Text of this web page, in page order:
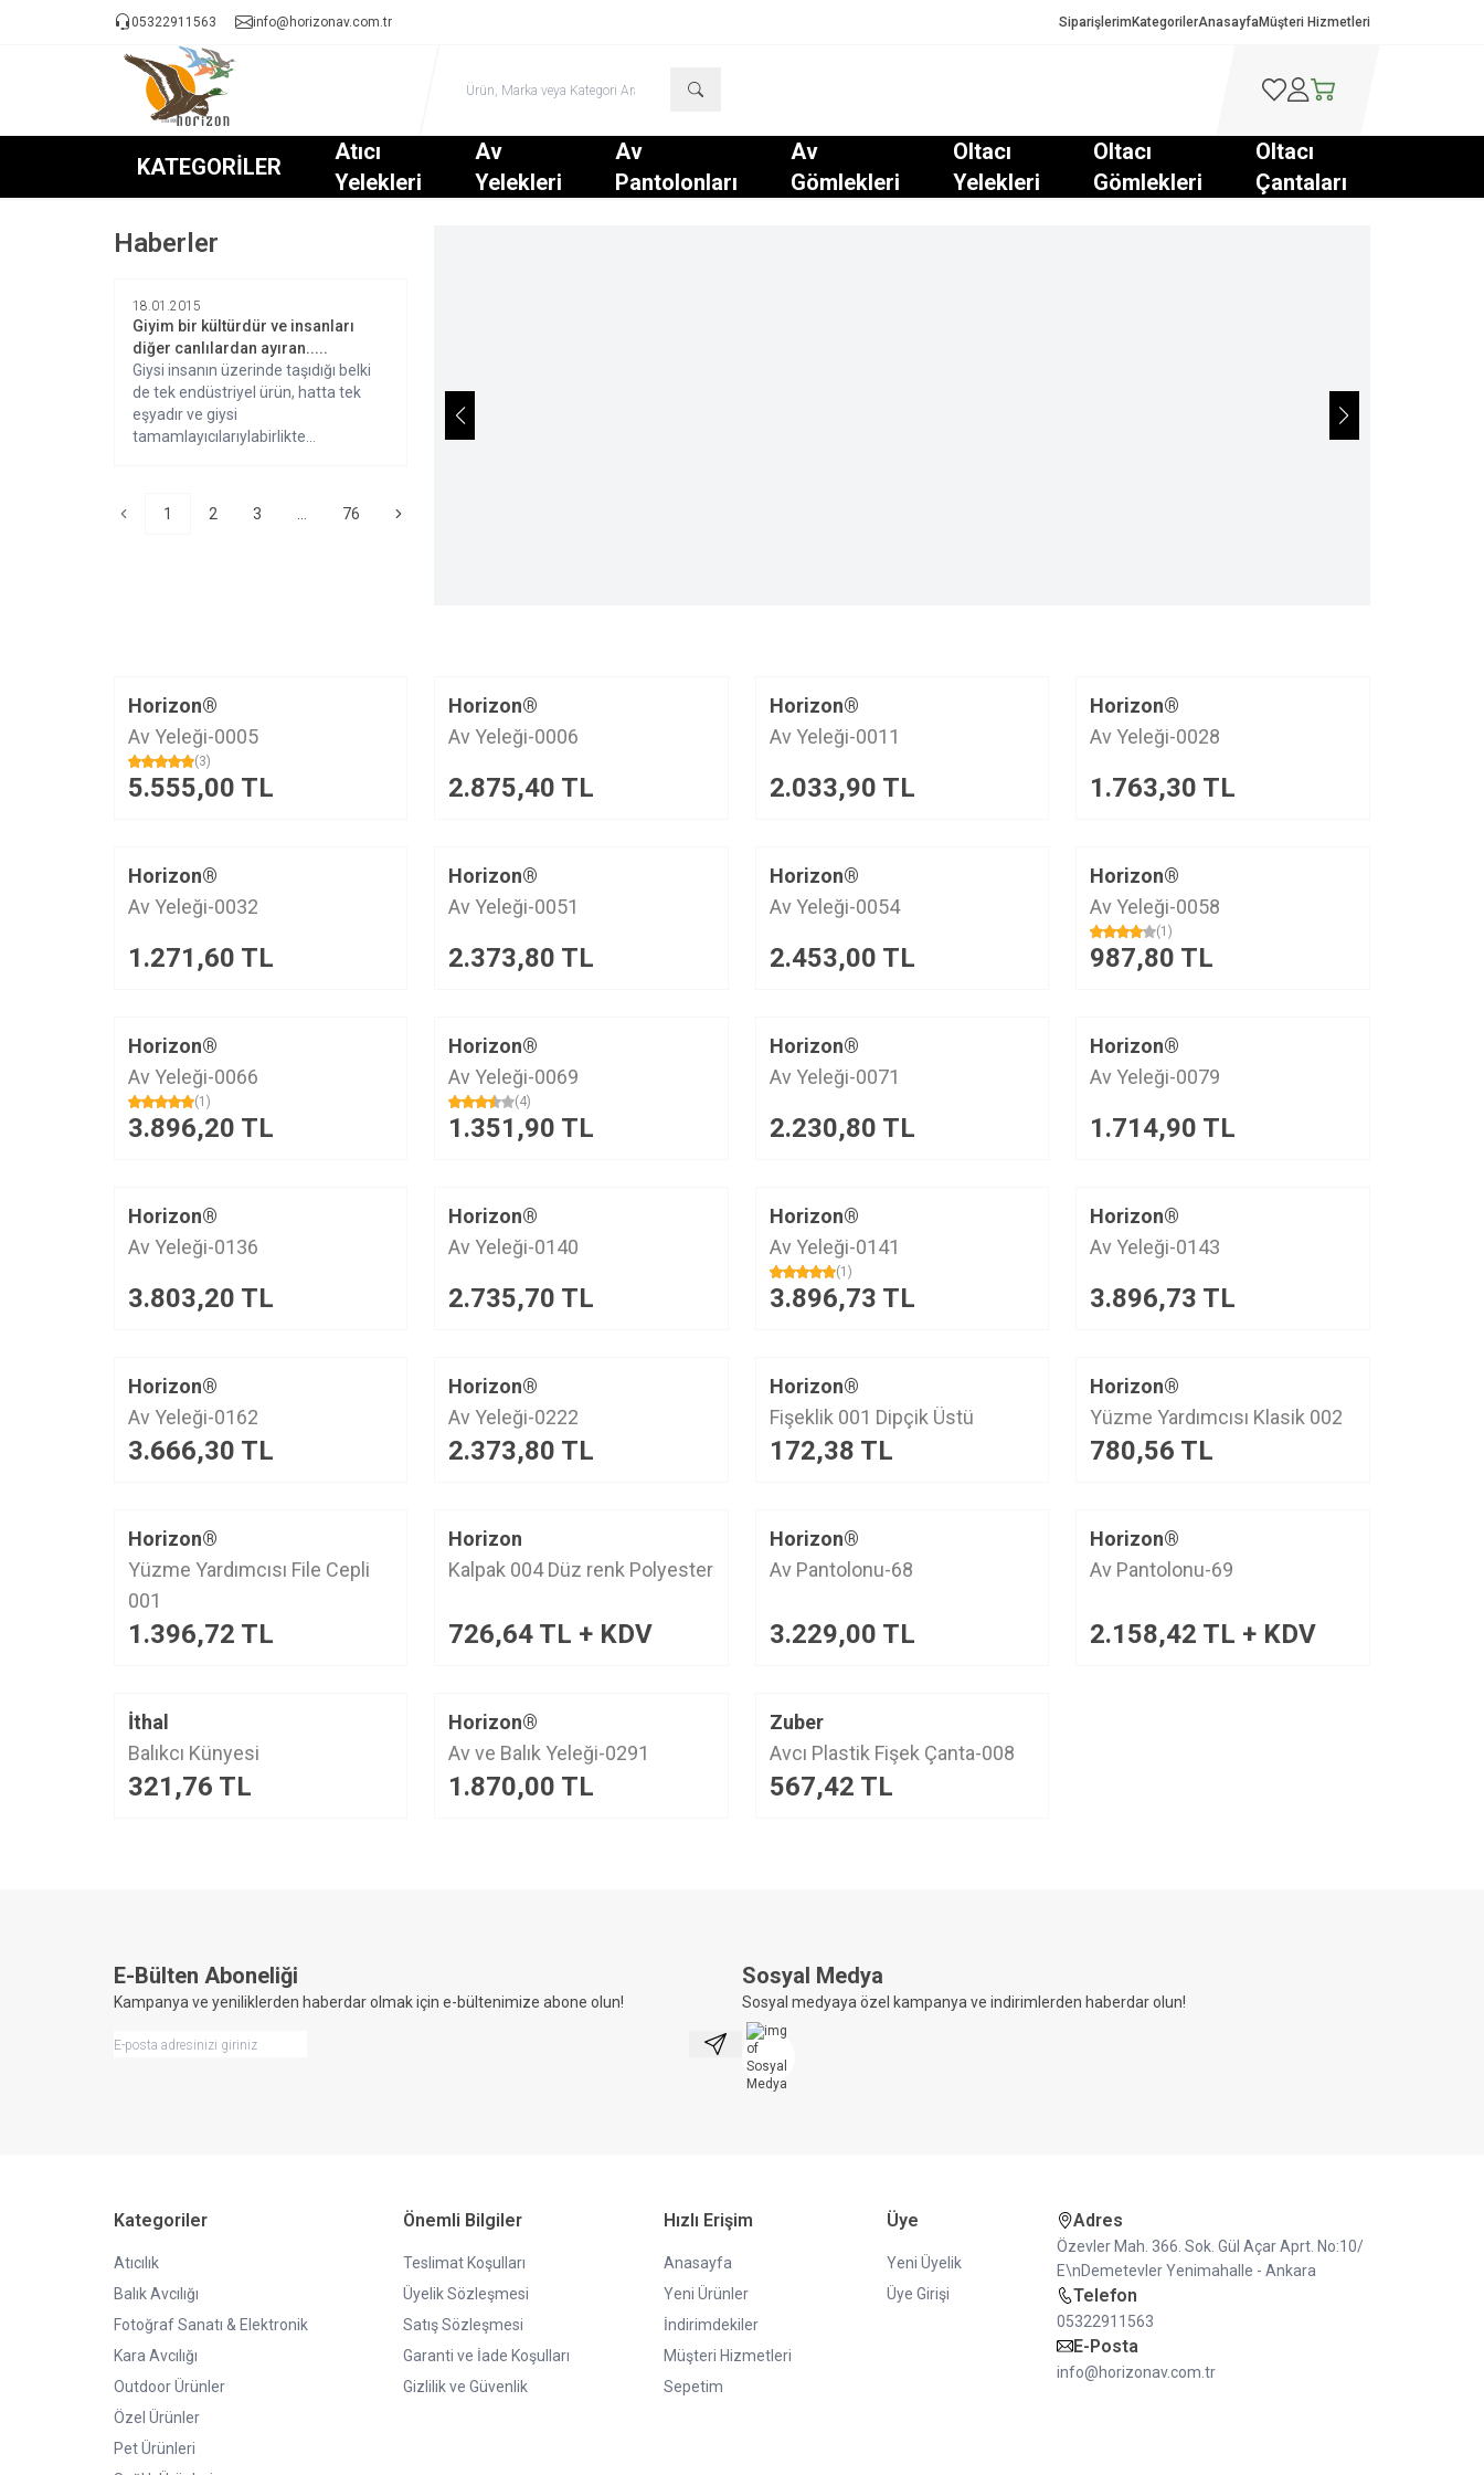
05322911563 info@horizonav.com.tr Siparişlerim KategorilerAnasayfaMüşteri Hizmetleri
Favorilerim
Hesabım
Sepetim
KATEGORİLER
Atıcı
Yelekleri
Av
Yelekleri
Av
Pantolonları
Av
Gömlekleri
Oltacı
Yelekleri
Oltacı
Gömlekleri
Oltacı
Çantaları
Haberler
18.01.2015
Giyim bir kültürdür ve insanları
diğer canlılardan ayıran.....
Giysi insanın üzerinde taşıdığı belki
de tek endüstriyel ürün, hatta tek
eşyadır ve giysi
tamamlayıcılarıylabirlikte
1 2 3 76
Horizon®
Av Yeleği-0005
(3)
5.555,00 TL
Horizon®
Av Yeleği-0006
2.875,40 TL
Horizon®
Av Yeleği-0011
2.033,90 TL
Horizon®
Av Yeleği-0028
1.763,30 TL
Horizon®
Av Yeleği-0032
1.271,60 TL
Horizon®
Av Yeleği-0051
2.373,80 TL
Horizon®
Av Yeleği-0054
2.453,00 TL
Horizon®
Av Yeleği-0058
(1)
987,80 TL
Horizon®
Av Yeleği-0066
(1)
3.896,20 TL
Horizon®
Av Yeleği-0069
(4)
1.351,90 TL
Horizon®
Av Yeleği-0071
2.230,80 TL
Horizon®
Av Yeleği-0079
1.714,90 TL
Horizon®
Av Yeleği-0136
3.803,20 TL
Horizon®
Av Yeleği-0140
2.735,70 TL
Horizon®
Av Yeleği-0141
(1)
3.896,73 TL
Horizon®
Av Yeleği-0143
3.896,73 TL
Horizon®
Av Yeleği-0162
3.666,30 TL
Horizon®
Av Yeleği-0222
2.373,80 TL
Horizon®
Fişeklik 001 Dipçik Üstü
172,38 TL
Horizon®
Yüzme Yardımcısı Klasik 002
780,56 TL
Horizon®
Yüzme Yardımcısı File Cepli
001
1.396,72 TL
YENI
Horizon
Kalpak 004 Düz renk Polyester
726,64 TL + KDV
Horizon®
Av Pantolonu-68
3.229,00 TL
Horizon®
Av Pantolonu-69
2.158,42 TL + KDV
YENI
İthal
Balıkcı Künyesi
321,76 TL
Horizon®
Av ve Balık Yeleği-0291
1.870,00 TL
YENI
Zuber
Avcı Plastik Fişek Çanta-008
567,42 TL
E-Bülten Aboneliği
Kampanya ve yeniliklerden haberdar olmak için e-bültenimize abone olun!
Kayıt Ol
Sosyal Medya
Sosyal medyaya özel kampanya ve indirimlerden haberdar olun!
Kategoriler
Atıcılık
Balık Avcılığı
Fotoğraf Sanatı & Elektronik
Kara Avcılığı
Outdoor Ürünler
Özel Ürünler
Pet Ürünleri
Önemli Bilgiler
Teslimat Koşulları
Üyelik Sözleşmesi
Satış Sözleşmesi
Garanti ve İade Koşulları
Gizlilik ve Güvenlik
Hızlı Erişim
Anasayfa
Yeni Ürünler
İndirimdekiler
Müşteri Hizmetleri
Sepetim
Üye
Yeni Üyelik
Üye Girişi
Adres
Özevler Mah. 366. Sok. Gül Açar Aprt. No:10/
E\nDemetevler Yenimahalle - Ankara
Telefon
05322911563
E-Posta
info@horizonav.com.tr